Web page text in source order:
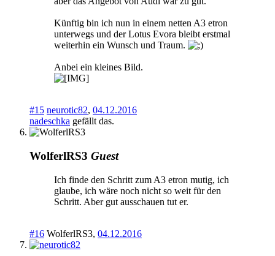
Künftig bin ich nun in einem netten A3 etron
unterwegs und der Lotus Evora bleibt erstmal
weiterhin ein Wunsch und Traum.
Anbei ein kleines Bild.
#15 neurotic82, 04.12.2016
nadeschka gefällt das.
WolferlRS3 Guest
Ich finde den Schritt zum A3 etron mutig, ich
glaube, ich wäre noch nicht so weit für den
Schritt. Aber gut ausschauen tut er.
#16 WolferlRS3, 04.12.2016